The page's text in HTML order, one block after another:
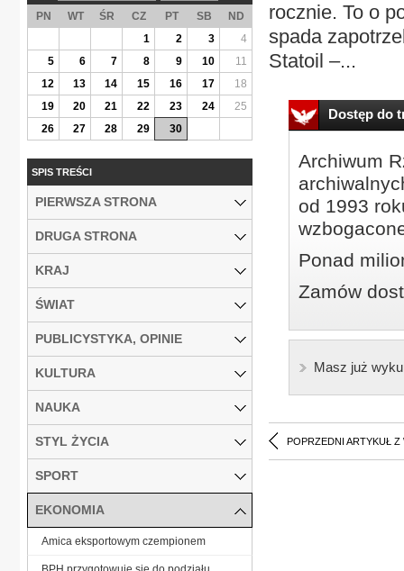
rocznie. To o
spada
Statoil –...
Dostęp do
Archiwum
od 1993
Ponad
Zamów
Masz już
POPRZEDNI ARTYKUŁ Z
PN WT ŚR CZ PT SB
ND
1
2 3
4
5
6 7 8 9 10
11
12
13 14 15 16 17
18
19
20 21 22 23 24
25
26
27 28 29 30
SPIS TREŚCI
PIERWSZA STRONA
DRUGA STRONA
KRAJ
ŚWIAT
PUBLICYSTYKA, OPINIE
KULTURA
NAUKA
STYL ŻYCIA
SPORT
EKONOMIA
Amica eksportowym czempionem